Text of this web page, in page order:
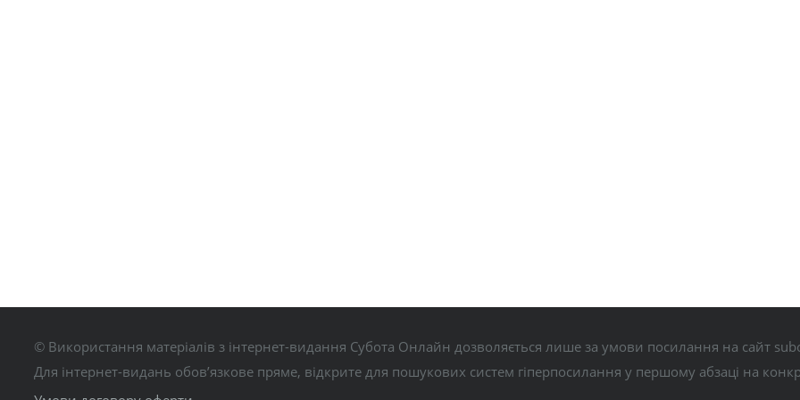
© Використання матеріалів з інтернет-видання Субота Онлайн дозволяється лише за умови посилання на сайт
Для інтернет-видань обов’язкове пряме, відкрите для пошукових систем гіперпосилання у першому абзаці на